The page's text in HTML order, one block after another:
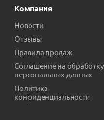
Компания
Новости
Отзывы
Правила продаж
Соглашение на обработку
персональных данных
Политика
конфиденциальности